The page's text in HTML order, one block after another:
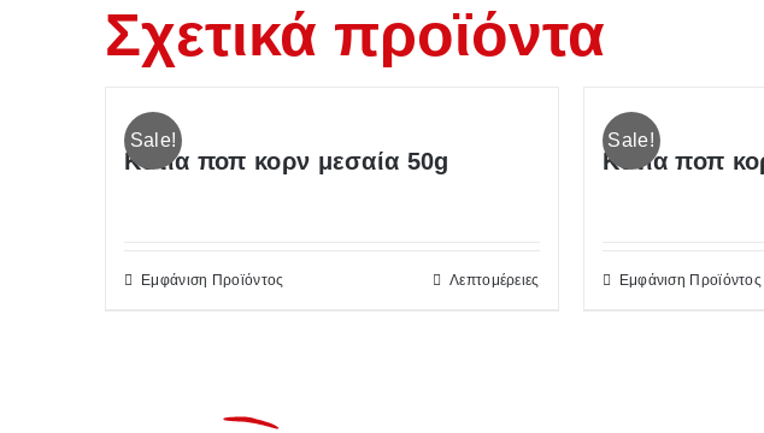
Σχετικά προϊόντα
Sale!
Κυτία ποπ κορν μεσαία 50g
Εμφάνιση Προϊόντος Λεπτομέρειες
Sale!
Κυτία ποπ
Εμφάνιση Προϊόντος